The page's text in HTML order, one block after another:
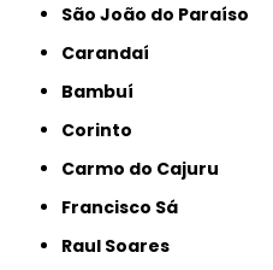
São João do Paraíso
Carandaí
Bambuí
Corinto
Carmo do Cajuru
Francisco Sá
Raul Soares